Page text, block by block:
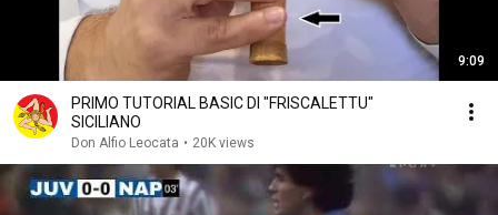
9:09
PRIMO TUTORIAL BASIC DI "FRISCALETTU"
SICILIANO
Don Alfio Leocata • 20K views